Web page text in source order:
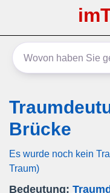
Brücke
Es wurde noch kein
Traum)
Bedeutung: